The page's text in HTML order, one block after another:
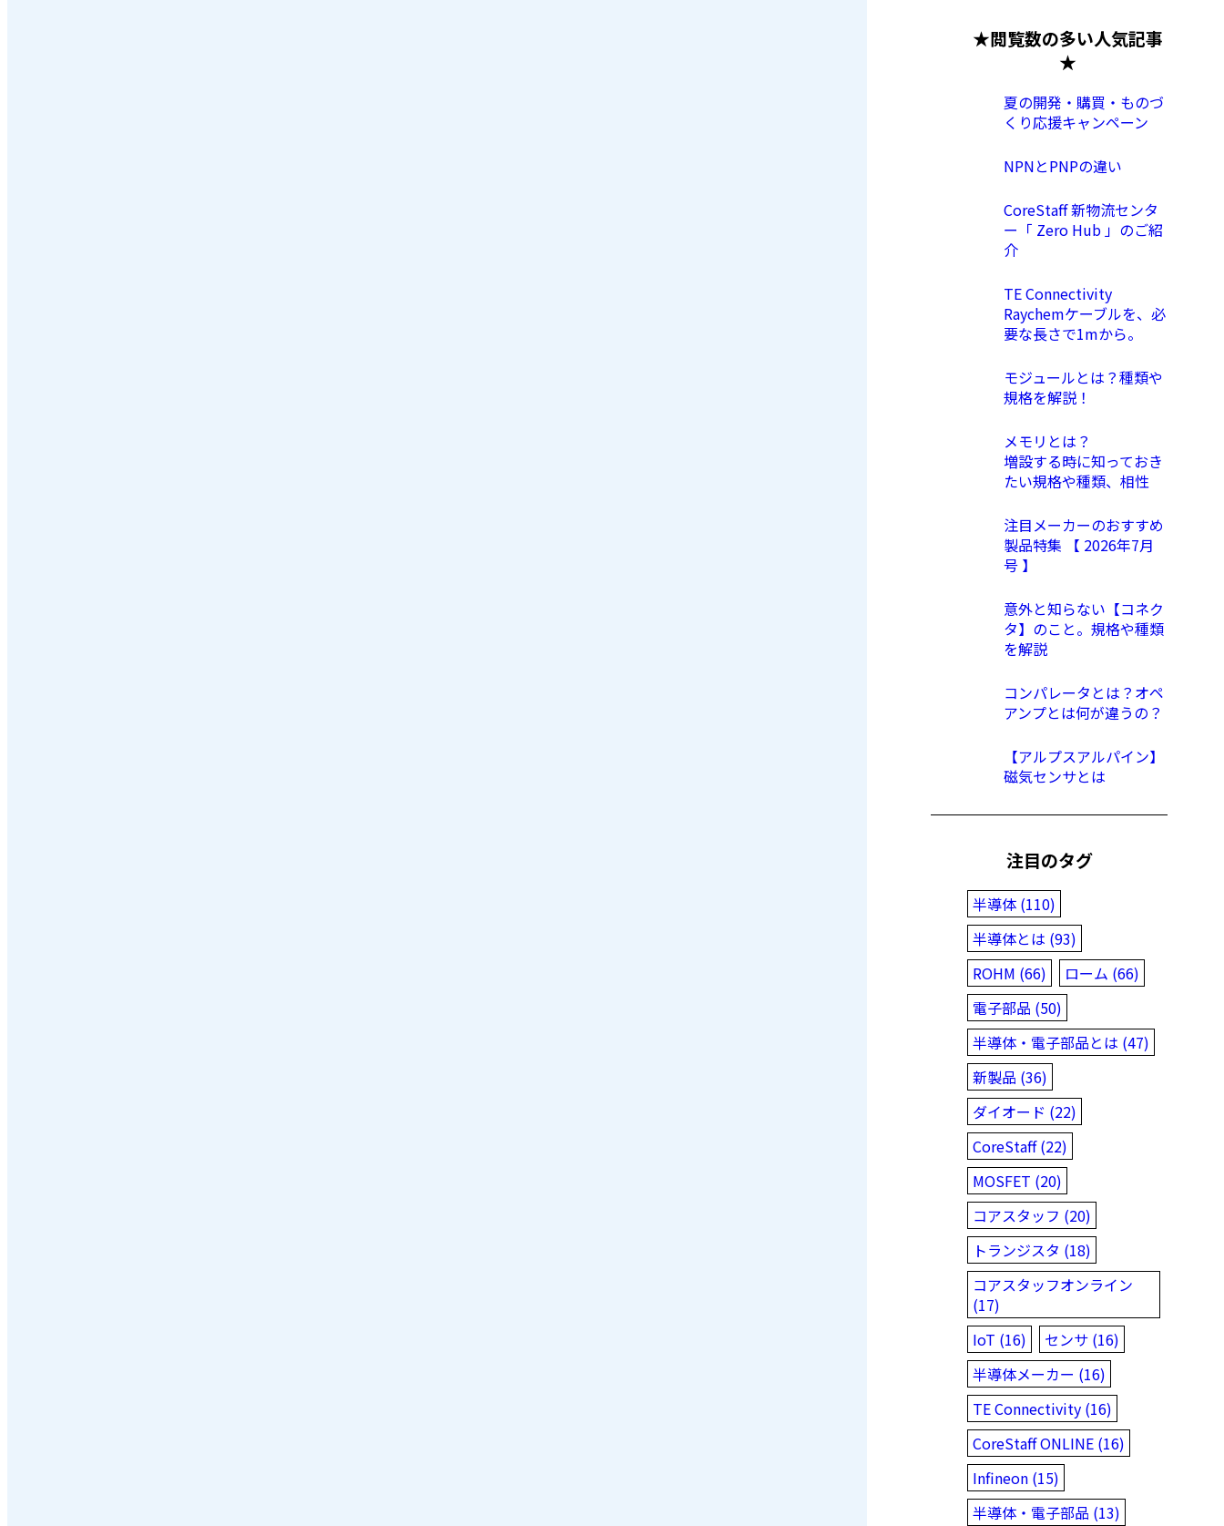
★閲覧数の多い人気記事
★
夏の開発・購買・ものづ
くり応援キャンペーン
NPNとPNPの違い
CoreStaff 新物流センタ
ー「 Zero Hub 」のご紹
介
TE Connectivity
Raychemケーブルを、必
要な長さで1mから。
モジュールとは？種類や
規格を解説！
メモリとは？
増設する時に知っておき
たい規格や種類、相性
注目メーカーのおすすめ
製品特集 【 2026年7月
号 】
意外と知らない【コネク
タ】のこと。規格や種類
を解説
コンパレータとは？オペ
アンプとは何が違うの？
【アルプスアルパイン】
磁気センサとは
注目のタグ
半導体 (110)
半導体とは (93)
ROHM (66)
ローム (66)
電子部品 (50)
半導体・電子部品とは (47)
新製品 (36)
ダイオード (22)
CoreStaff (22)
MOSFET (20)
コアスタッフ (20)
トランジスタ (18)
コアスタッフオンライン
(17)
IoT (16)
センサ (16)
半導体メーカー (16)
TE Connectivity (16)
CoreStaff ONLINE (16)
Infineon (15)
半導体・電子部品 (13)